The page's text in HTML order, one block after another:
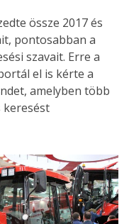
össze 2017 és
pontosabban a
szavait. Erre a
el is kérte a
amelyben több
keresést